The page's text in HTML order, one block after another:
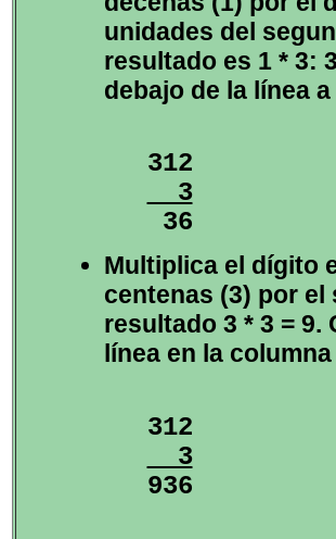
unidades del
resultado es 1 * 3:
debajo de la línea
3
36
Multiplica el dígito
centenas (3) por el
resultado 3 * 3 = 9.
línea en la
3
936